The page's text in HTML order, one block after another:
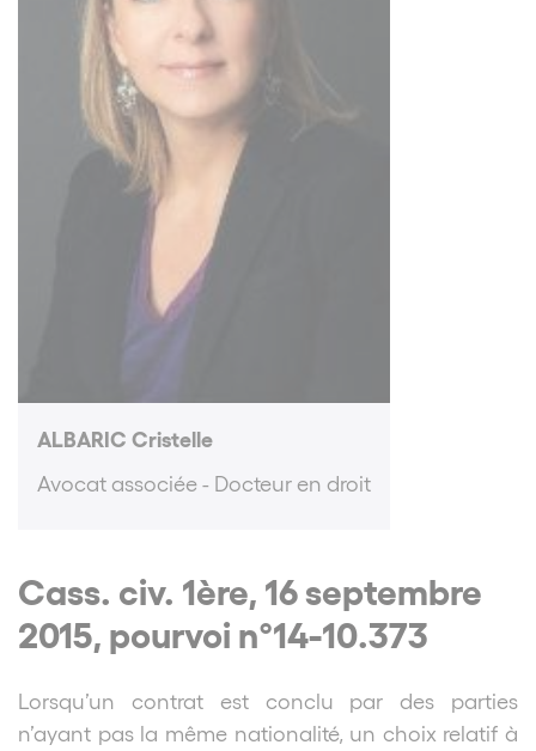
ALBARIC Cristelle
Avocat associée - Docteur en droit
Cass. civ. 1ère, 16 septembre
2015, pourvoi n°14-10.373
Lorsqu’un contrat est conclu par des parties
n’ayant pas la même nationalité, un choix relatif à